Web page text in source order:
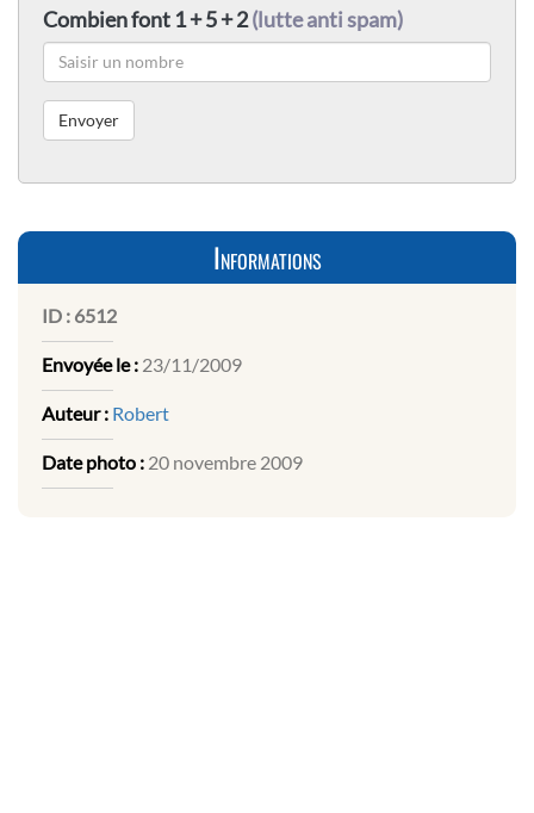
Combien font 1 + 5 + 2(lutte anti spam)
Informations
ID : 6512
Envoyée le : 23/11/2009
Auteur : Robert
Date photo : 20 novembre 2009